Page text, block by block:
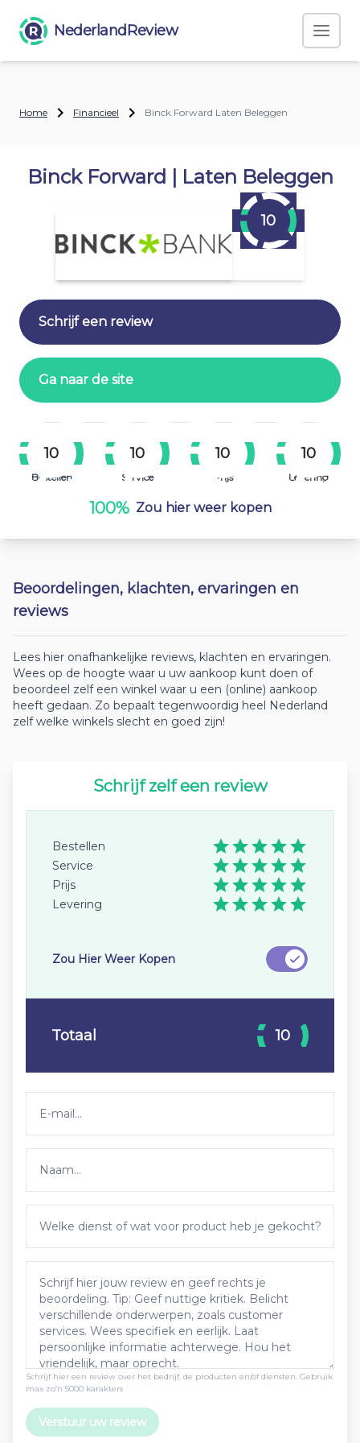
NederlandReview
Home Financieel Binck Forward Laten Beleggen
Binck Forward | Laten Beleggen
10
Schrijf een review
Ga naar de site
10
Bestellen
10
Service
10
Prijs
10
Levering
100% Zou hier weer kopen
Beoordelingen, klachten, ervaringen en
reviews
Lees hier onafhankelijke reviews, klachten en ervaringen.
Wees op de hoogte waar u uw aankoop kunt doen of
beoordeel zelf een winkel waar u een (online) aankoop
heeft gedaan. Zo bepaalt tegenwoordig heel Nederland
zelf welke winkels slecht en goed zijn!
Schrijf zelf een review
Schrijf hier een review over het bedrijf, de producten en/of diensten. Gebruik
max zo’n 5000 karakters
Verstuur uw review
Bestellen
Service
Prijs
Levering
Zou Hier Weer Kopen
Totaal 10